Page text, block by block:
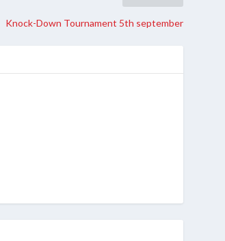
Knock-Down Tournament 5th september